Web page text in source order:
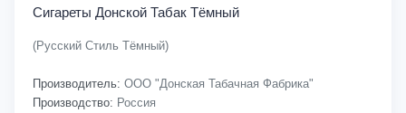
Сигареты Донской Табак Тёмный
(Русский Стиль Тёмный)
Производитель: ООО "Донская Табачная Фабрика"
Производство: Россия